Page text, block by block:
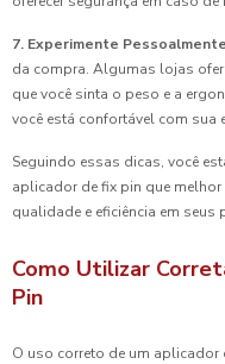
7. Experimente
da compra. Algumas lojas
que você sinta o peso e a
você está confortável com sua
Seguindo essas dicas, você
aplicador de fix pin que
qualidade e eficiência em seus
Como Utilizar
Pin
O uso correto de um aplicador